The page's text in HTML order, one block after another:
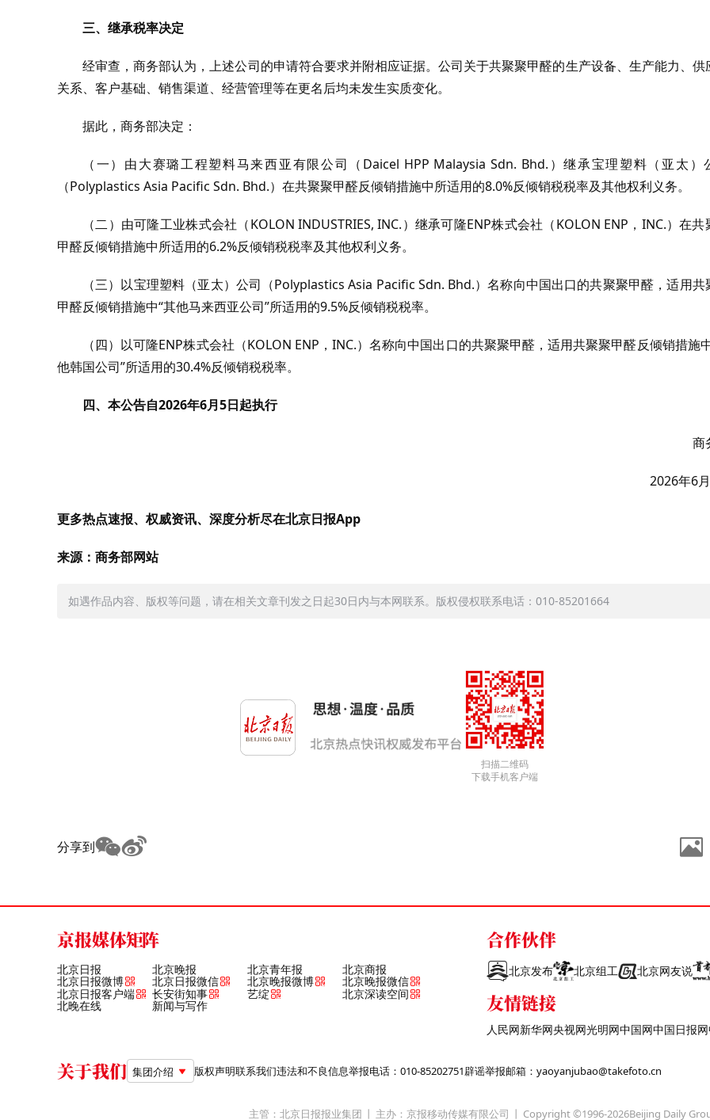
三、继承税率决定
经审查，商务部认为，上述公司的申请符合要求并附相应证据。公司关于共聚聚甲醛的生产设备、生产能力、供
关系、客户基础、销售渠道、经营管理等在更名后均未发生实质变化。
据此，商务部决定：
（一）由大赛璐工程塑料马来西亚有限公司（Daicel HPP Malaysia Sdn. Bhd.）继承宝理塑料（亚太）
（Polyplastics Asia Pacific Sdn. Bhd.）在共聚聚甲醛反倾销措施中所适用的8.0%反倾销税税率及其他权利义务。
（二）由可隆工业株式会社（KOLON INDUSTRIES, INC.）继承可隆ENP株式会社（KOLON ENP，INC.）在共
甲醛反倾销措施中所适用的6.2%反倾销税税率及其他权利义务。
（三）以宝理塑料（亚太）公司（Polyplastics Asia Pacific Sdn. Bhd.）名称向中国出口的共聚聚甲醛，适用共
甲醛反倾销措施中“其他马来西亚公司”所适用的9.5%反倾销税税率。
（四）以可隆ENP株式会社（KOLON ENP，INC.）名称向中国出口的共聚聚甲醛，适用共聚聚甲醛反倾销措施
他韩国公司”所适用的30.4%反倾销税税率。
四、本公告自2026年6月5日起执行
商
2026年6
更多热点速报、权威资讯、深度分析尽在北京日报App
来源：商务部网站
如遇作品内容、版权等问题，请在相关文章刊发之日起30日内与本网联系。版权侵权联系电话：010-85201664
扫描二维码
下载手机客户端
分享到
京报媒体矩阵
北京日报 北京晚报 北京青年报 北京商报
北京日报微博 北京日报微信 北京晚报微博
北京晚报微信
北京日报客户端
长安街知事 艺绽 北京深读空间
北晚在线 新闻与写作
合作伙伴
北京发布 北京组工 北京网友说
友情链接
人民网新华网央视网光明网中国网中国日报网
关于我们 集团介绍 版权声明联系我们违法和不良信息举报电话：010-85202751辟谣举报邮箱：yaoyanjubao@takefoto.cn
主管：北京日报报业集团 主办：京报移动传媒有限公司 Copyright ©1996-2026Beijing Daily